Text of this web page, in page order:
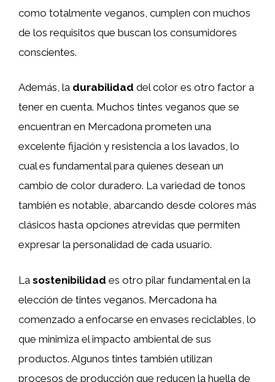
como totalmente veganos, cumplen con muchos
de los requisitos que buscan los consumidores
conscientes.
Además, la durabilidad del color es otro factor a
tener en cuenta. Muchos tintes veganos que se
encuentran en Mercadona prometen una
excelente fijación y resistencia a los lavados, lo
cual es fundamental para quienes desean un
cambio de color duradero. La variedad de tonos
también es notable, abarcando desde colores más
clásicos hasta opciones atrevidas que permiten
expresar la personalidad de cada usuario.
La sostenibilidad es otro pilar fundamental en la
elección de tintes veganos. Mercadona ha
comenzado a enfocarse en envases reciclables, lo
que minimiza el impacto ambiental de sus
productos. Algunos tintes también utilizan
procesos de producción que reducen la huella de